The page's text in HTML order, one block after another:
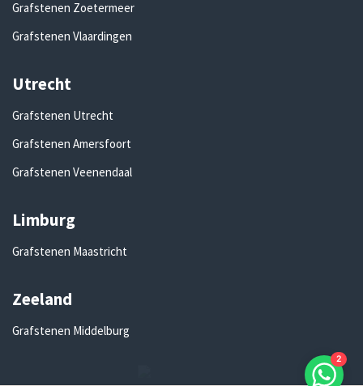
Grafstenen Zoetermeer
Grafstenen Vlaardingen
Utrecht
Grafstenen Utrecht
Grafstenen Amersfoort
Grafstenen Veenendaal
Limburg
Grafstenen Maastricht
Zeeland
Grafstenen Middelburg
2